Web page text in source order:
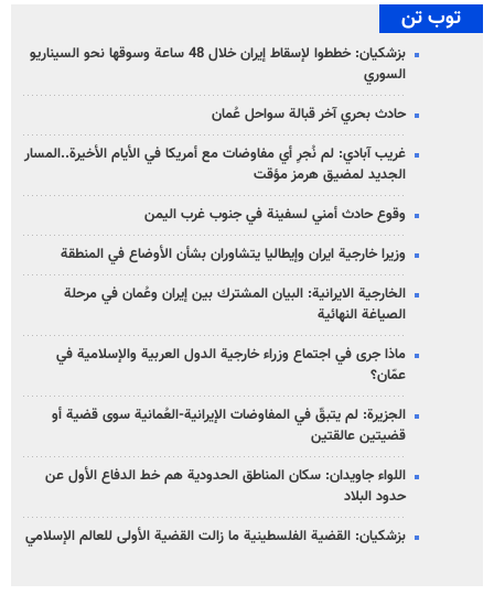
توب تن
بزشكيان: خططوا لإسقاط إيران خلال 48 ساعة وسوقها نحو السيناريو
السوري
حادث بحري آخر قبالة سواحل عُمان
غريب آبادي: لم نُجرِ أي مفاوضات مع أمريكا في الأيام الأخيرة..المسار
الجديد لمضيق هرمز مؤقت
وقوع حادث أمني لسفينة في جنوب غرب اليمن
وزيرا خارجية ايران وإيطاليا يتشاوران بشأن الأوضاع في المنطقة
الخارجية الايرانية: البيان المشترك بين إيران وعُمان في مرحلة
الصياغة النهائية
ماذا جرى في اجتماع وزراء خارجية الدول العربية والإسلامية في
عمّان؟
الجزيرة: لم يتبقّ في المفاوضات الإيرانية-العُمانية سوى قضية أو
قضيتين عالقتين
اللواء جاويدان: سكان المناطق الحدودية هم خط الدفاع الأول عن
حدود البلاد
بزشكيان: القضية الفلسطينية ما زالت القضية الأولى للعالم الإسلامي